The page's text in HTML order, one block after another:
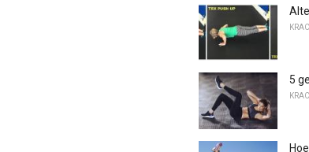
5